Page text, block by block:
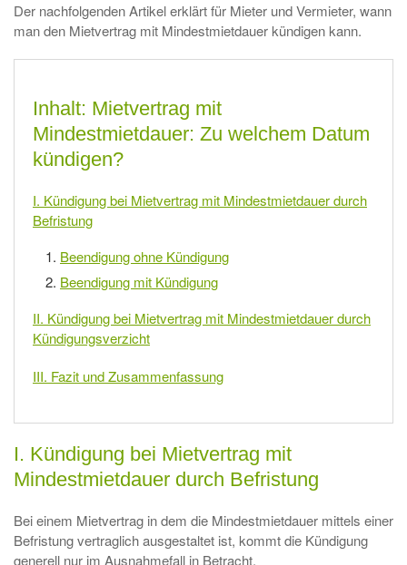
Der nachfolgenden Artikel erklärt für Mieter und Vermieter, wann
man den Mietvertrag mit Mindestmietdauer kündigen kann.
Inhalt: Mietvertrag mit
Mindestmietdauer: Zu welchem Datum
kündigen?
I. Kündigung bei Mietvertrag mit Mindestmietdauer durch
Befristung
Beendigung ohne Kündigung
Beendigung mit Kündigung
II. Kündigung bei Mietvertrag mit Mindestmietdauer durch
Kündigungsverzicht
III. Fazit und Zusammenfassung
I. Kündigung bei Mietvertrag mit
Mindestmietdauer durch Befristung
Bei einem Mietvertrag in dem die Mindestmietdauer mittels einer
Befristung vertraglich ausgestaltet ist, kommt die Kündigung
generell nur im Ausnahmefall in Betracht.